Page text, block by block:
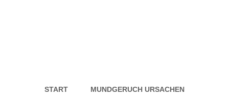
START MUNDGERUCH URSACHEN